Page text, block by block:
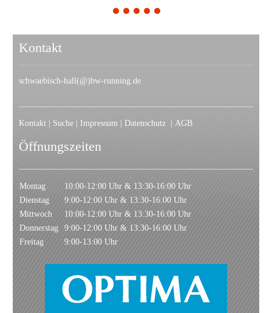
1 2 3 4 5
Kontakt
schwaebisch-hall(@)bw-running.de
Kontakt Suche Impressum Datenschutz AGB
Öffnungszeiten
Montag
10:00-12:00 Uhr & 13:30-16:00 Uhr
Dienstag
9:00-12:00 Uhr & 13:30-16:00 Uhr
Mittwoch
10:00-12:00 Uhr & 13:30-16:00 Uhr
Donnerstag
9:00-12:00 Uhr & 13:30-16:00 Uhr
Freitag
9:00-13:00 Uhr